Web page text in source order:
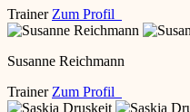
Trainer Zum Profil
Susanne Reichmann
Trainer Zum Profil